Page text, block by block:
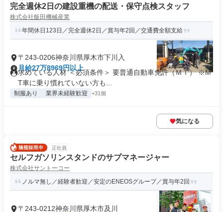
完全週休2日の建設重機の配送・保守点検スタッフ
株式会社飯田機械産業
年間休日123日／完全週休2日／賞与年2回／交通費全額支給
〒243-0206神奈川県厚木市下川入
月給27万8969円以上
求めている人材 ＜必須条件＞ 要普通自動車免許（ＭＴ） ※M
T車に乗り慣れていない方も...
制服あり 業界未経験歓迎 +31個
気になる
正社員
セルフガソリンスタンドのサブマネージャー
株式会社サントーコー
ノルマ無し／経験者歓迎／安定のENEOSグループ／賞与年2回
〒243-0212神奈川県厚木市及川